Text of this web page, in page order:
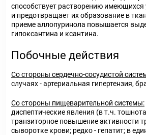
способствует растворению
и предотвращает их образование в
приеме аллопуринола повышается
гипоксантина и ксантина.
Побочные действия
Со стороны сердечно-сосудистой
случаях - артериальная гипертензия,
Со стороны пищеварительной системы:
диспептические явления (в т.ч.
транзиторное повышение активности
сыворотке крови; редко - гепатит; в